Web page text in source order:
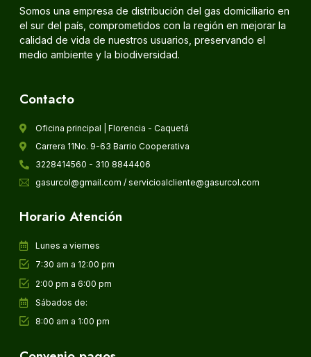
Somos una empresa de distribución del gas domiciliario en
el sur del país, comprometidos con la región en mejorar la
calidad de vida de nuestros usuarios, preservando el
medio ambiente y la biodiversidad.
Contacto
Oficina principal | Florencia - Caquetá
Carrera 11No. 9-63 Barrio Cooperativa
3228414560 - 310 8844406
gasurcol@gmail.com / servicioalcliente@gasurcol.com
Horario Atención
Lunes a viernes
7:30 am a 12:00 pm
2:00 pm a 6:00 pm
Sábados de:
8:00 am a 1:00 pm